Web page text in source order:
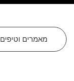
מאמרים וטיפים